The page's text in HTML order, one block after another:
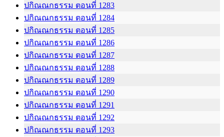
ปกิณณกธรรม ตอนที่ 1283
ปกิณณกธรรม ตอนที่ 1284
ปกิณณกธรรม ตอนที่ 1285
ปกิณณกธรรม ตอนที่ 1286
ปกิณณกธรรม ตอนที่ 1287
ปกิณณกธรรม ตอนที่ 1288
ปกิณณกธรรม ตอนที่ 1289
ปกิณณกธรรม ตอนที่ 1290
ปกิณณกธรรม ตอนที่ 1291
ปกิณณกธรรม ตอนที่ 1292
ปกิณณกธรรม ตอนที่ 1293